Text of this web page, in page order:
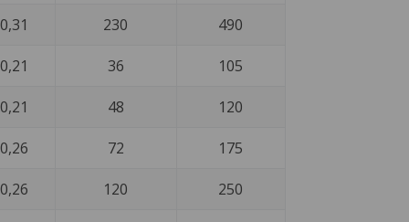
230 490
36 105
48 120
72 175
120 250